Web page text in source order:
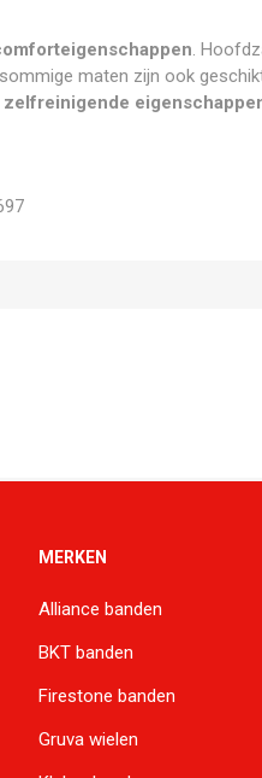
.
maten zijn ook
MERKEN
Alliance banden
BKT banden
Firestone banden
Gruva wielen